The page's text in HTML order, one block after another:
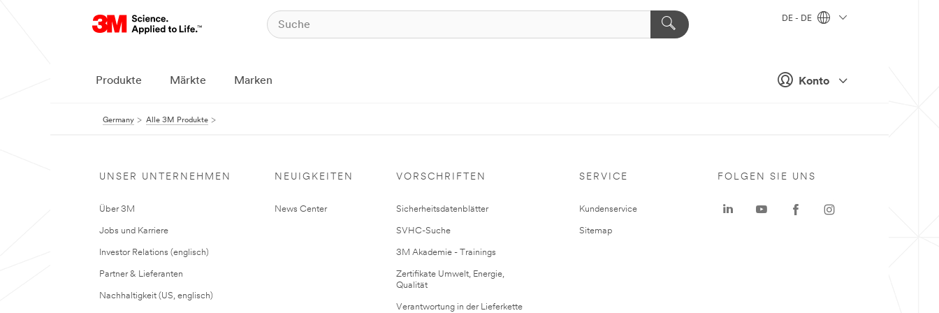
Konto
DE - DE
Produkte Märkte Marken
Germany Alle 3M Produkte
UNSER UNTERNEHMEN
Über 3M
Jobs und Karriere
Investor Relations (englisch)
Partner & Lieferanten
Nachhaltigkeit (US, englisch)
NEUIGKEITEN
News Center
VORSCHRIFTEN
Sicherheitsdatenblätter
SVHC-Suche
3M Akademie - Trainings
Zertifikate Umwelt, Energie,
Qualität
Verantwortung in der Lieferkette
SERVICE
Kundenservice
Sitemap
FOLGEN SIE UNS